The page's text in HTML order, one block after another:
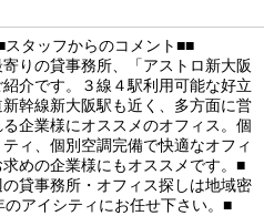
フからのコメント■■
りの貸事務所、「アストロ新大阪
紹介です。３線４駅利用可能な好立
幹線新大阪駅も近く、多方面に営
企業様にオススメのオフィス。個
ィ、個別空調完備で快適なオフィ
求めの企業様にもオススメです。■
貸事務所・オフィス探しは地域密
のアイシティにお任せ下さい。■